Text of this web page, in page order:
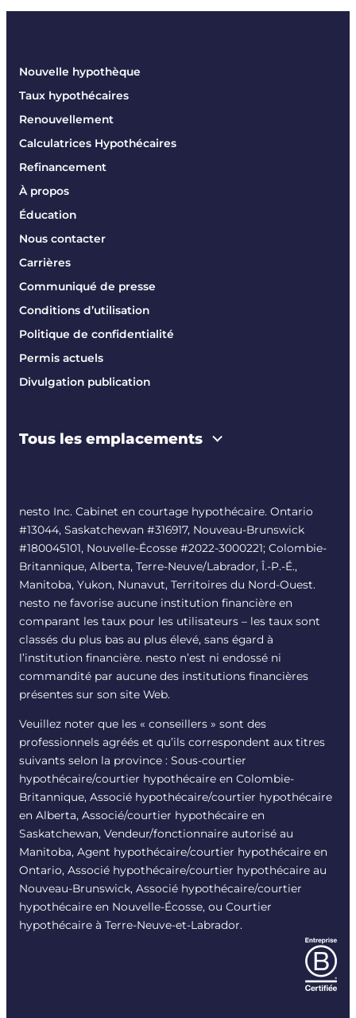
Nouvelle hypothèque
Taux hypothécaires
Renouvellement
Calculatrices Hypothécaires
Refinancement
À propos
Éducation
Nous contacter
Carrières
Communiqué de presse
Conditions d’utilisation
Politique de confidentialité
Permis actuels
Divulgation publication
Tous les emplacements
nesto Inc. Cabinet en courtage hypothécaire. Ontario
#13044, Saskatchewan #316917, Nouveau-Brunswick
#180045101, Nouvelle-Écosse #2022-3000221; Colombie-
Britannique, Alberta, Terre-Neuve/Labrador, Î.-P.-É.,
Manitoba, Yukon, Nunavut, Territoires du Nord-Ouest.
nesto ne favorise aucune institution financière en
comparant les taux pour les utilisateurs – les taux sont
classés du plus bas au plus élevé, sans égard à
l’institution financière. nesto n’est ni endossé ni
commandité par aucune des institutions financières
présentes sur son site Web.
Veuillez noter que les « conseillers » sont des
professionnels agréés et qu’ils correspondent aux titres
suivants selon la province : Sous-courtier
hypothécaire/courtier hypothécaire en Colombie-
Britannique, Associé hypothécaire/courtier hypothécaire
en Alberta, Associé/courtier hypothécaire en
Saskatchewan, Vendeur/fonctionnaire autorisé au
Manitoba, Agent hypothécaire/courtier hypothécaire en
Ontario, Associé hypothécaire/courtier hypothécaire au
Nouveau-Brunswick, Associé hypothécaire/courtier
hypothécaire en Nouvelle-Écosse, ou Courtier
hypothécaire à Terre-Neuve-et-Labrador.